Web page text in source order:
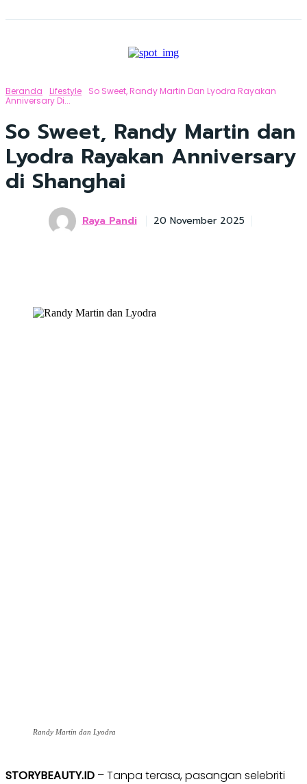
Beranda Lifestyle
So Sweet, Randy Martin Dan Lyodra Rayakan
Anniversary Di...
So Sweet, Randy Martin dan
Lyodra Rayakan Anniversary
di Shanghai
Raya Pandi 20 November 2025
Randy Martin dan Lyodra
STORYBEAUTY.ID – Tanpa terasa, pasangan selebriti